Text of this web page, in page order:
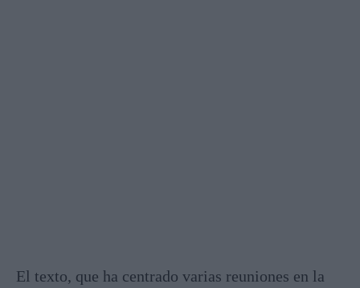
El texto, que ha centrado varias reuniones en la